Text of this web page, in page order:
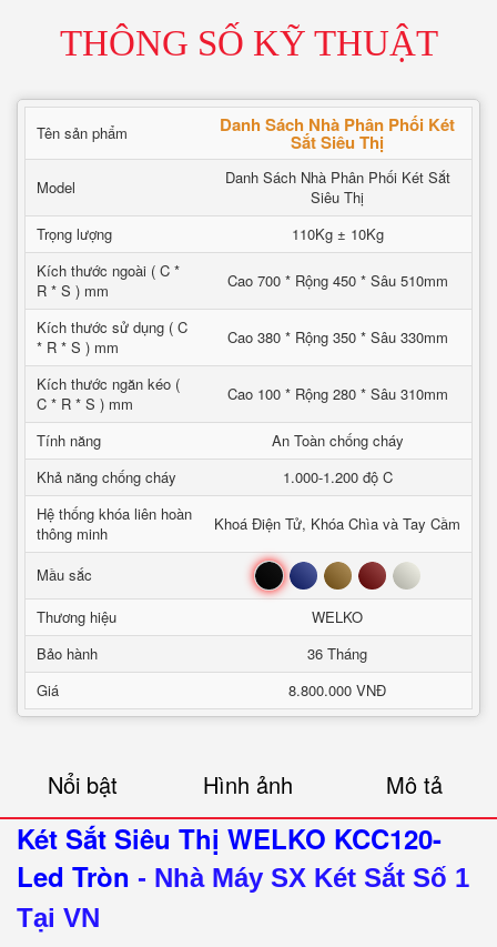
THÔNG SỐ KỸ THUẬT
Tên sản phẩm Danh Sách Nhà Phân Phối Két
Sắt Siêu Thị
Model
Danh Sách Nhà Phân Phối Két Sắt
Siêu Thị
Trọng lượng
110Kg ± 10Kg
Kích thước ngoài ( C *
R * S ) mm
Cao 700 * Rộng 450 * Sâu 510mm
Kích thước sử dụng ( C
* R * S ) mm
Cao 380 * Rộng 350 * Sâu 330mm
Kích thước ngăn kéo (
C * R * S ) mm
Cao 100 * Rộng 280 * Sâu 310mm
Tính năng
An Toàn chống cháy
Khả năng chống cháy
1.000-1.200 độ C
Hệ thống khóa liên hoàn
thông minh
Khoá Điện Tử, Khóa Chìa và Tay Cầm
Mầu sắc Đen Xanh Nâu Đỏ Trắng
Thương hiệu
WELKO
Bảo hành
36 Tháng
Giá
8.800.000 VNĐ
Nổi bật Hình ảnh Mô tả
Két Sắt Siêu Thị WELKO KCC120-
Led Tròn - Nhà Máy SX Két Sắt Số 1
Tại VN